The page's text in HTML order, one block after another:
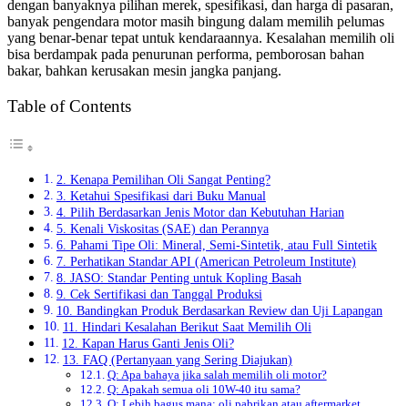
dengan banyaknya pilihan merek, spesifikasi, dan harga di pasaran,
banyak pengendara motor masih bingung dalam memilih pelumas
yang benar-benar tepat untuk kendaraannya. Kesalahan memilih oli
bisa berdampak pada penurunan performa, pemborosan bahan
bakar, bahkan kerusakan mesin jangka panjang.
Table of Contents
2. Kenapa Pemilihan Oli Sangat Penting?
3. Ketahui Spesifikasi dari Buku Manual
4. Pilih Berdasarkan Jenis Motor dan Kebutuhan Harian
5. Kenali Viskositas (SAE) dan Perannya
6. Pahami Tipe Oli: Mineral, Semi-Sintetik, atau Full Sintetik
7. Perhatikan Standar API (American Petroleum Institute)
8. JASO: Standar Penting untuk Kopling Basah
9. Cek Sertifikasi dan Tanggal Produksi
10. Bandingkan Produk Berdasarkan Review dan Uji Lapangan
11. Hindari Kesalahan Berikut Saat Memilih Oli
12. Kapan Harus Ganti Jenis Oli?
13. FAQ (Pertanyaan yang Sering Diajukan)
Q: Apa bahaya jika salah memilih oli motor?
Q: Apakah semua oli 10W-40 itu sama?